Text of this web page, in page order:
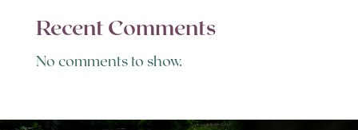
Recent Comments
No comments to show.